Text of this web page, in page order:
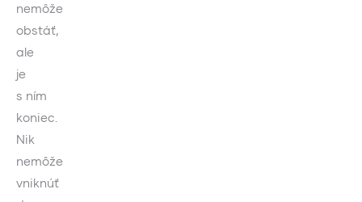
nemôže
obstáť,
ale
je
s ním
koniec.
Nik
nemôže
vniknúť